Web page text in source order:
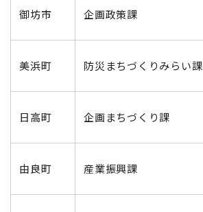
御坊市 企画政策課
美浜町 防災まちづくりみらい課
日高町 企画まちづくり課
由良町 産業振興課